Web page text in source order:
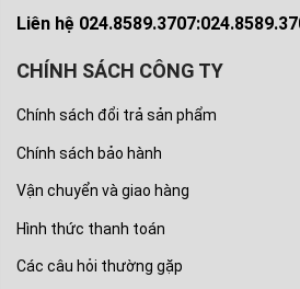
Liên hệ
CHÍNH SÁCH CÔNG TY
Chính sách đổi trả sản phẩm
Chính sách bảo hành
Vận chuyển và giao hàng
Hình thức thanh toán
Các câu hỏi thường gặp